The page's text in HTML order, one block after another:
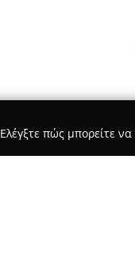
Ελέγξτε πώς μπορείτε